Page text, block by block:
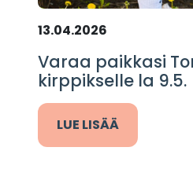
13.04.2026
Varaa paikkasi
kirppikselle la 9.5.
LUE LISÄÄ